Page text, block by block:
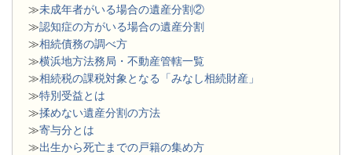
≫未成年者がいる場合の遺産分割②
≫認知症の方がいる場合の遺産分割
≫相続債務の調べ方
≫横浜地方法務局・不動産管轄一覧
≫相続税の課税対象となる「みなし相続財産」
≫特別受益とは
≫揉めない遺産分割の方法
≫寄与分とは
≫出生から死亡までの戸籍の集め方